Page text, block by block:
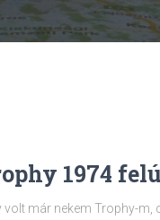
1974
már nekem Trophy-m,